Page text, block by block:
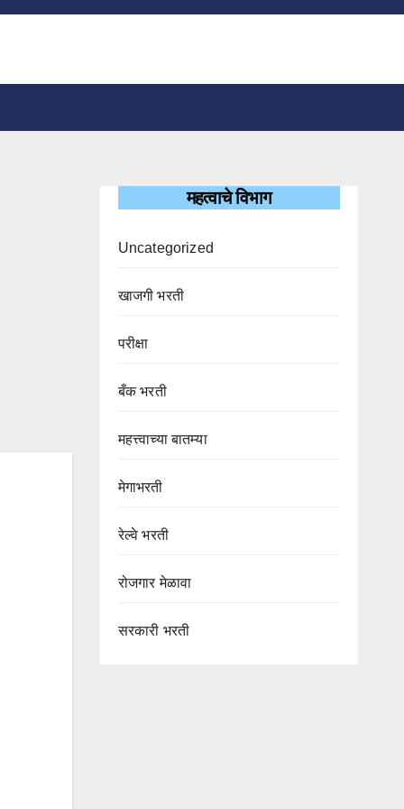
महत्वाचे विभाग
Uncategorized
खाजगी भरती
परीक्षा
बँक भरती
महत्त्वाच्या बातम्या
मेगाभरती
रेल्वे भरती
रोजगार मेळावा
सरकारी भरती